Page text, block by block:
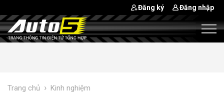
Đăng ký Đăng nhập
Trang chủ › Kinh nghiệm